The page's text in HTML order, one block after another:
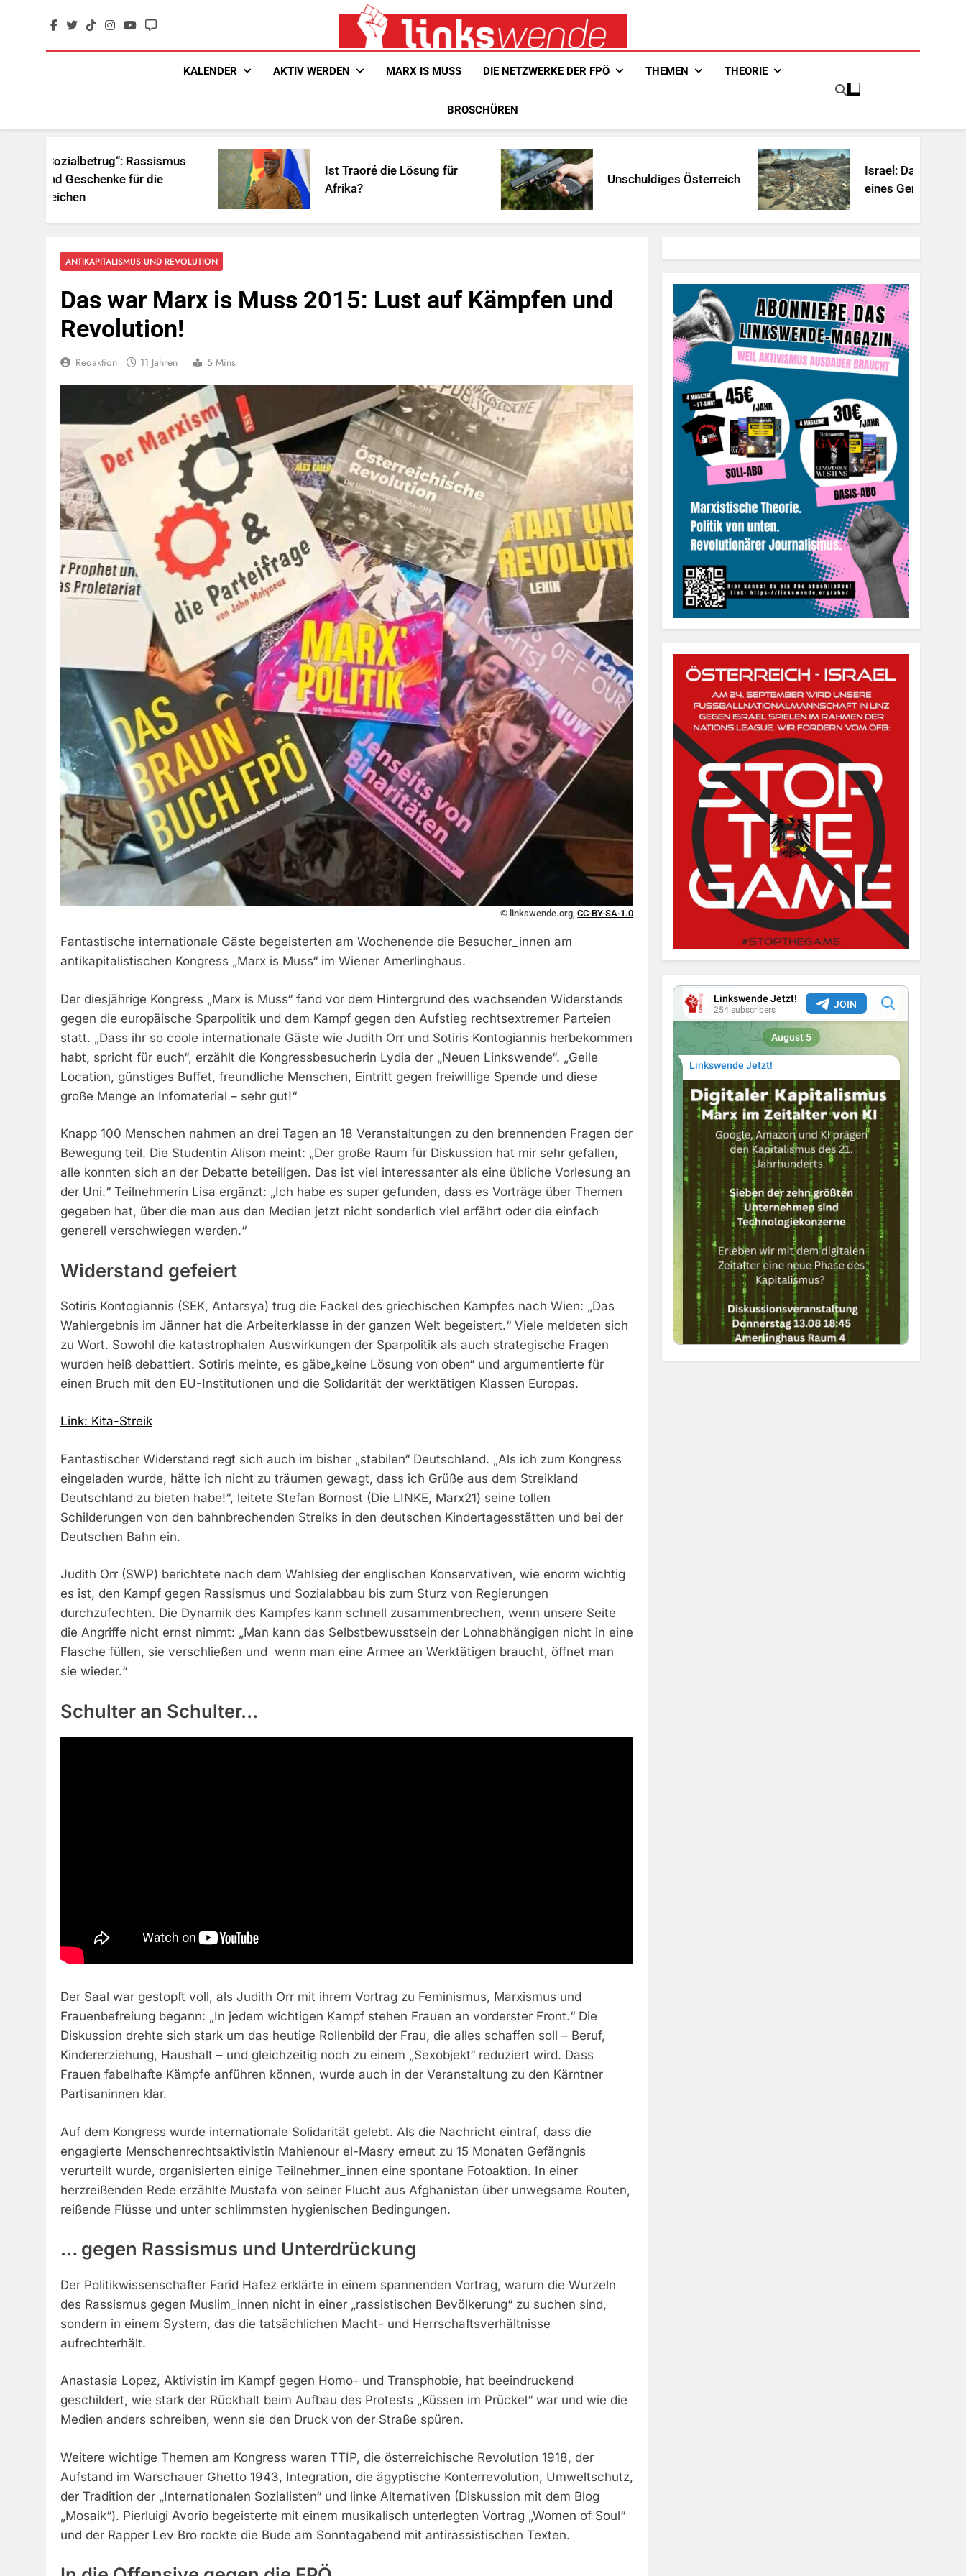
Linkswende Jetzt!
KALENDER AKTIV WERDEN MARX IS MUSS DIE NETZWERKE DER FPÖ THEMEN THEORIE
BROSCHÜREN
Rassismus
für die
Ist Traoré die Lösung für
Afrika?
Unschuldiges Österreich
Israel: Das Management
eines Genozids
ANTIKAPITALISMUS UND REVOLUTION
Das war Marx is Muss 2015: Lust auf Kämpfen und
Revolution!
Redaktion 11 Jahren 5 Mins
© linkswende.org,CC-BY-SA-1.0
Fantastische internationale Gäste begeisterten am Wochenende die Besucher_innen am
antikapitalistischen Kongress „Marx is Muss“ im Wiener Amerlinghaus.
Der diesjährige Kongress „Marx is Muss“ fand vor dem Hintergrund des wachsenden Widerstands
gegen die europäische Sparpolitik und dem Kampf gegen den Aufstieg rechtsextremer Parteien
statt. „Dass ihr so coole internationale Gäste wie Judith Orr und Sotiris Kontogiannis herbekommen
habt, spricht für euch“, erzählt die Kongressbesucherin Lydia der „Neuen Linkswende“. „Geile
Location, günstiges Buffet, freundliche Menschen, Eintritt gegen freiwillige Spende und diese
große Menge an Infomaterial – sehr gut!“
Knapp 100 Menschen nahmen an drei Tagen an 18 Veranstaltungen zu den brennenden Fragen der
Bewegung teil. Die Studentin Alison meint: „Der große Raum für Diskussion hat mir sehr gefallen,
alle konnten sich an der Debatte beteiligen. Das ist viel interessanter als eine übliche Vorlesung an
der Uni.“ Teilnehmerin Lisa ergänzt: „Ich habe es super gefunden, dass es Vorträge über Themen
gegeben hat, über die man aus den Medien jetzt nicht sonderlich viel erfährt oder die einfach
generell verschwiegen werden.“
Widerstand gefeiert
Sotiris Kontogiannis (SEK, Antarsya) trug die Fackel des griechischen Kampfes nach Wien: „Das
Wahlergebnis im Jänner hat die Arbeiterklasse in der ganzen Welt begeistert.“ Viele meldeten sich
zu Wort. Sowohl die katastrophalen Auswirkungen der Sparpolitik als auch strategische Fragen
wurden heiß debattiert. Sotiris meinte, es gäbe„keine Lösung von oben“ und argumentierte für
einen Bruch mit den EU-Institutionen und die Solidarität der werktätigen Klassen Europas.
Link: Kita-Streik
Fantastischer Widerstand regt sich auch im bisher „stabilen“ Deutschland. „Als ich zum Kongress
eingeladen wurde, hätte ich nicht zu träumen gewagt, dass ich Grüße aus dem Streikland
Deutschland zu bieten habe!“, leitete Stefan Bornost (Die LINKE, Marx21) seine tollen
Schilderungen von den bahnbrechenden Streiks in den deutschen Kindertagesstätten und bei der
Deutschen Bahn ein.
Judith Orr (SWP) berichtete nach dem Wahlsieg der englischen Konservativen, wie enorm wichtig
es ist, den Kampf gegen Rassismus und Sozialabbau bis zum Sturz von Regierungen
durchzufechten. Die Dynamik des Kampfes kann schnell zusammenbrechen, wenn unsere Seite
die Angriffe nicht ernst nimmt: „Man kann das Selbstbewusstsein der Lohnabhängigen nicht in eine
Flasche füllen, sie verschließen und wenn man eine Armee an Werktätigen braucht, öffnet man
sie wieder.“
Schulter an Schulter…
Der Saal war gestopft voll, als Judith Orr mit ihrem Vortrag zu Feminismus, Marxismus und
Frauenbefreiung begann: „In jedem wichtigen Kampf stehen Frauen an vorderster Front.“ Die
Diskussion drehte sich stark um das heutige Rollenbild der Frau, die alles schaffen soll – Beruf,
Kindererziehung, Haushalt – und gleichzeitig noch zu einem „Sexobjekt“ reduziert wird. Dass
Frauen fabelhafte Kämpfe anführen können, wurde auch in der Veranstaltung zu den Kärntner
Partisaninnen klar.
Auf dem Kongress wurde internationale Solidarität gelebt. Als die Nachricht eintraf, dass die
engagierte Menschenrechtsaktivistin Mahienour el-Masry erneut zu 15 Monaten Gefängnis
verurteilt wurde, organisierten einige Teilnehmer_innen eine spontane Fotoaktion. In einer
herzreißenden Rede erzählte Mustafa von seiner Flucht aus Afghanistan über unwegsame Routen,
reißende Flüsse und unter schlimmsten hygienischen Bedingungen.
… gegen Rassismus und Unterdrückung
Der Politikwissenschafter Farid Hafez erklärte in einem spannenden Vortrag, warum die Wurzeln
des Rassismus gegen Muslim_innen nicht in einer „rassistischen Bevölkerung“ zu suchen sind,
sondern in einem System, das die tatsächlichen Macht- und Herrschaftsverhältnisse
aufrechterhält.
Anastasia Lopez, Aktivistin im Kampf gegen Homo- und Transphobie, hat beeindruckend
geschildert, wie stark der Rückhalt beim Aufbau des Protests „Küssen im Prückel“ war und wie die
Medien anders schreiben, wenn sie den Druck von der Straße spüren.
Weitere wichtige Themen am Kongress waren TTIP, die österreichische Revolution 1918, der
Aufstand im Warschauer Ghetto 1943, Integration, die ägyptische Konterrevolution, Umweltschutz,
der Tradition der „Internationalen Sozialisten“ und linke Alternativen (Diskussion mit dem Blog
„Mosaik“). Pierluigi Avorio begeisterte mit einem musikalisch unterlegten Vortrag „Women of Soul“
und der Rapper Lev Bro rockte die Bude am Sonntagabend mit antirassistischen Texten.